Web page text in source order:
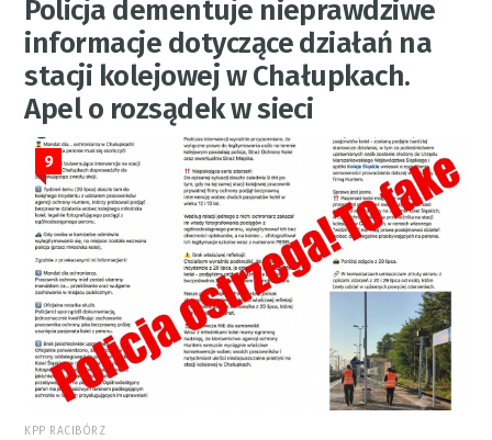
Policja dementuje nieprawdziwe
informacje dotyczące działań na
stacji kolejowej w Chałupkach.
Apel o rozsądek w sieci
9
KPP RACIBÓRZ